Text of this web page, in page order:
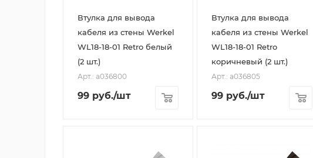
Втулка для вывода
кабеля из стены Werkel
WL18-18-01 Retro белый
(2 шт.)
Арт.: a036800
99 руб./шт
Втулка для вывода
кабеля из стены Werkel
WL18-18-01 Retro
коричневый (2 шт.)
Арт.: a036805
99 руб./шт